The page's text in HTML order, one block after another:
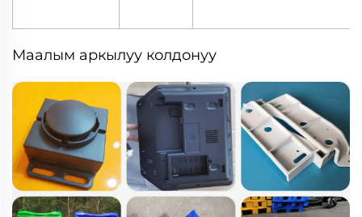
Маалым аркылуу колдонуу